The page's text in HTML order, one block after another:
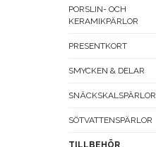
PORSLIN- OCH
KERAMIKPÄRLOR
PRESENTKORT
SMYCKEN & DELAR
SNÄCKSKALSPÄRLOR
SÖTVATTENSPÄRLOR